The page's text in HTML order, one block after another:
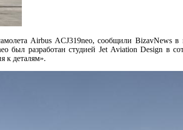
Airbus ACJ319neo, сообщили BizavNews
был разработан студией Jet Aviation Design в
к деталям».